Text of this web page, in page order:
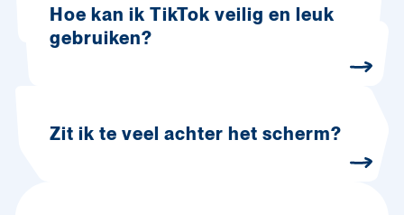
Hoe kan ik TikTok veilig en leuk
gebruiken?
Zit ik te veel achter het scherm?